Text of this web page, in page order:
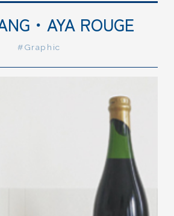
WORKS
・AYA ROUGE
#Graphic